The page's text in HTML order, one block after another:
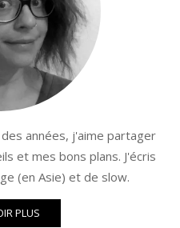
années, j'aime partager
et mes bons plans. J'écris
(en Asie) et de slow.
PLUS